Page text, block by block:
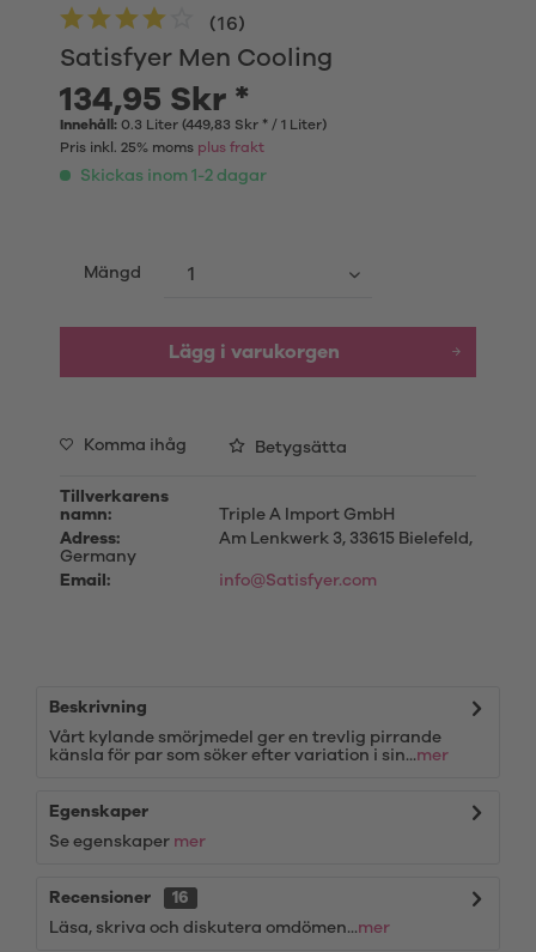
Satisfyer Men Cooling
(16)
134,95 Skr *
Innehåll: 0.3 Liter (449,83 Skr * / 1 Liter)
Pris inkl. 25% moms plus frakt
Skickas inom 1-2 dagar
Mängd
Lägg i varukorgen
Komma ihåg Betygsätta
Tillverkarens
namn:
Triple A Import GmbH
Adress:
Am Lenkwerk 3, 33615 Bielefeld,
Germany
Email:
info@Satisfyer.com
Beskrivning
Vårt kylande smörjmedel ger en trevlig pirrande
känsla för par som söker efter variation i sin...mer
Egenskaper
Se egenskaper mer
Recensioner
16
Läsa, skriva och diskutera omdömen...mer